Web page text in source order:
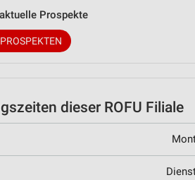
Prospekte
dieser ROFU Filiale